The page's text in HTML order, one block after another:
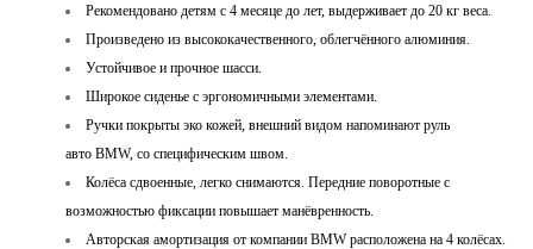
Рекомендовано детям с 4 месяце до лет, выдерживает до 20 кг веса.
Произведено из высококачественного, облегчённого алюминия.
Устойчивое и прочное шасси.
Широкое сиденье с эргономичными элементами.
Ручки покрыты эко кожей, внешний видом напоминают руль
авто BMW, со специфическим швом.
Колёса сдвоенные, легко снимаются. Передние поворотные с
возможностью фиксации повышает манёвренность.
Авторская амортизация от компании BMW расположена на 4 колёсах.